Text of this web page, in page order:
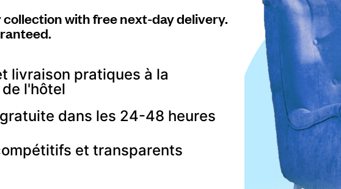
collection with free next-day delivery.
livraison pratiques à la
l'hôtel
dans les 24-48 heures
et transparents